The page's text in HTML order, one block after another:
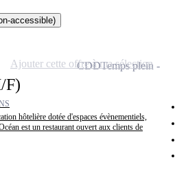
accessible)
F)
hôtelière dotée d'espaces évènementiels,
est un restaurant ouvert aux clients de
CDDTemps plein
Ajouter cette offre à ma sélection